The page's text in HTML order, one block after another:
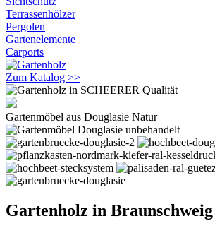
Terrassenhölzer
Pergolen
Gartenelemente
Carports
Zum Katalog >>
Gartenmöbel aus Douglasie Natur
Gartenholz in Braunschweig